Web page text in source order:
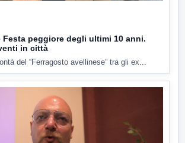
Festa peggiore degli ultimi 10 anni.
in città
del “Ferragosto avellinese” tra gli ex...